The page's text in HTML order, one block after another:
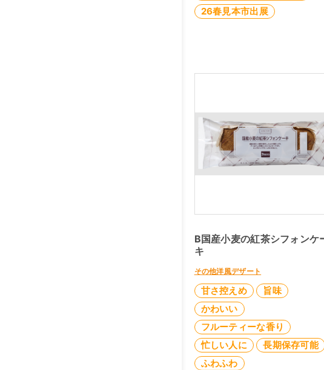
26春見本市出展
B国産小麦の紅茶シフォンケ
キ
その他洋風デザート
甘さ控えめ
旨味
かわいい
フルーティーな香り
忙しい人に
長期保存可能
ふわふわ